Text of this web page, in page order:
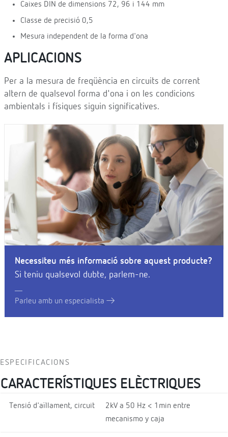
Caixes DIN de dimensions 72, 96 i 144 mm
Classe de precisió 0,5
Mesura independent de la forma d'ona
APLICACIONS
Per a la mesura de freqüència en circuits de corrent
altern de qualsevol forma d'ona i on les condicions
ambientals i físiques siguin significatives.
Necessiteu més informació sobre aquest producte?
Si teniu qualsevol dubte, parlem-ne.
Parleu amb un especialista
ESPECIFICACIONS
CARACTERÍSTIQUES ELÈCTRIQUES
Tensió d'aïllament, circuit
2kV a 50 Hz < 1min entre
mecanismo y caja